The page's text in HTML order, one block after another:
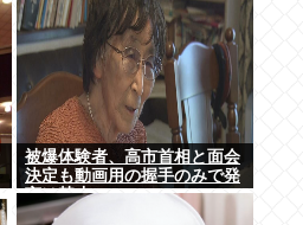
被爆体験者、高市首相と面会
決定も動画用の握手のみで発
言は禁止www